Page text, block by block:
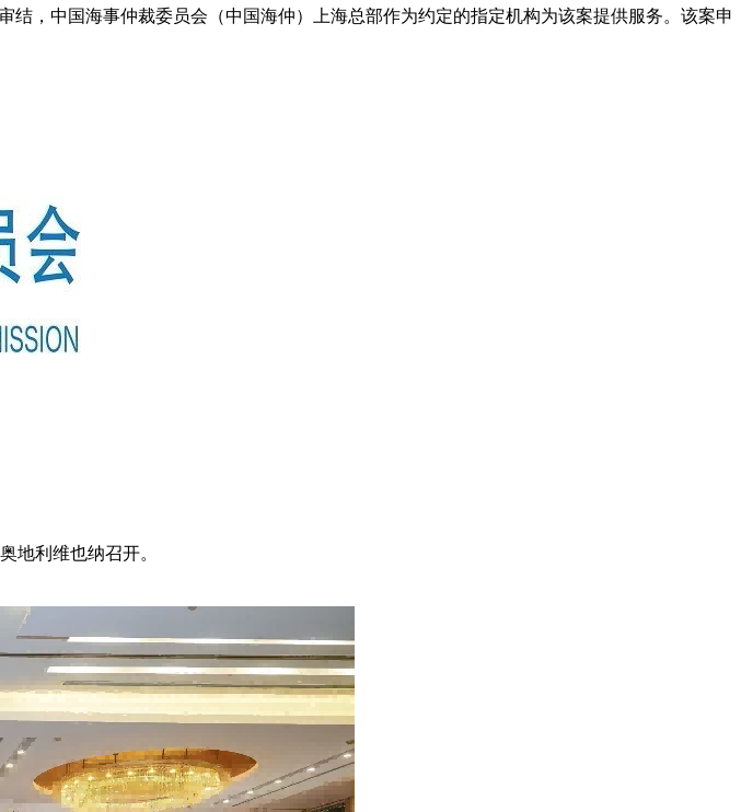
，中国海事仲裁委员会（中国海仲）上海总部作为约定的指定机构为该案提供服务。该案申
地利维也纳召开。